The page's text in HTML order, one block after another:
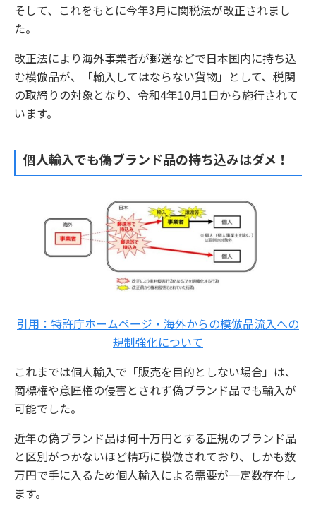
そして、これをもとに今年3月に関税法が改正されまし
た。
改正法により海外事業者が郵送などで日本国内に持ち込
む模倣品が、「輸入してはならない貨物」として、税関
の取締りの対象となり、令和4年10月1日から施行されて
います。
個人輸入でも偽ブランド品の持ち込みはダメ！
引用：特許庁ホームページ・海外からの模倣品流入への
規制強化について
これまでは個人輸入で「販売を目的としない場合」は、
商標権や意匠権の侵害とされず偽ブランド品でも輸入が
可能でした。
近年の偽ブランド品は何十万円とする正規のブランド品
と区別がつかないほど精巧に模倣されており、しかも数
万円で手に入るため個人輸入による需要が一定数存在し
ます。